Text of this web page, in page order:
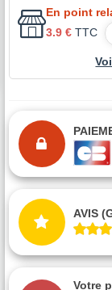
En point
3.9 € TTC
AVIS
Votre